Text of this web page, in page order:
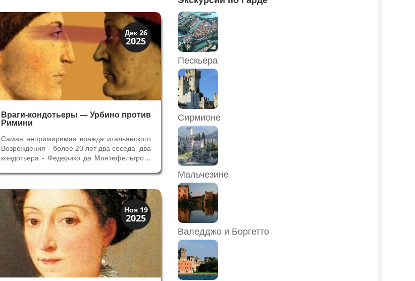
сломал единство христианского мира. Это
было знаменательное событие. Папа Лев
IX...
Дек 26
2025
Династии
Заговоры и войны
Враги-кондотьеры — Урбино против
Римини
Самая непримиримая вражда итальянского
Возрождения – более 20 лет два соседа, два
кондотьера - Федерико да Монтефельтро и
медали – амбиции, военное искусство,
тем полные талантов и...
Ноя 19
2025
Династии
Мантуя и Феррара
Пескьера
Сирмионе
Мальчезине
Валедджо и Боргетто